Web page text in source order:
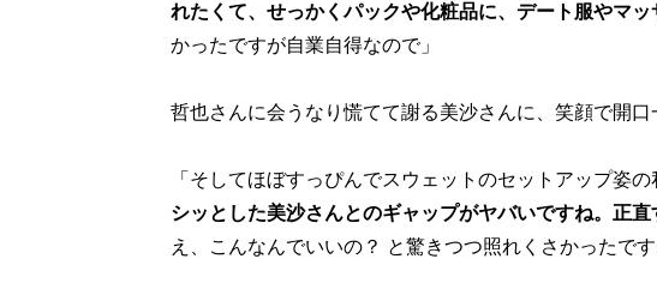
れたくて、せっかくパックや化粧品に、デート服やマ
かったですが自業自得なので」
哲也さんに会うなり慌てて謝る美沙さんに、笑顔で開口
「そしてほぼすっぴんでスウェットのセットアップ姿
シッとした美沙さんとのギャップがヤバいですね。正
え、こんなんでいいの？ と驚きつつ照れくさかったです